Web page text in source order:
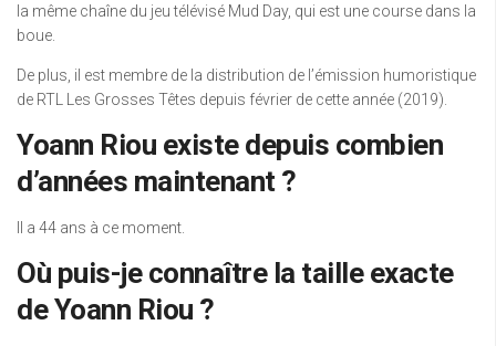
la même chaîne du jeu télévisé Mud Day, qui est une course dans la
boue.
De plus, il est membre de la distribution de l’émission humoristique
de RTL Les Grosses Têtes depuis février de cette année (2019).
Yoann Riou existe depuis combien
d’années maintenant ?
Il a 44 ans à ce moment.
Où puis-je connaître la taille exacte
de Yoann Riou ?